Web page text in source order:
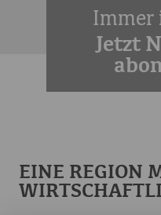
Immer
Jetzt
EINE REGION